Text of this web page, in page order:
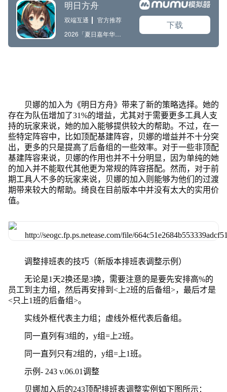
贝娜的加入为《明日方舟》带来了新的策略选择。她的
存在为队伍增加了31%的增益，尤其对于需要更多工具人支
持的玩家来说，她的加入能够提供较大的帮助。不过，在一
些特定阵容中，比如顶配基建阵容，贝娜的增益并不十分突
出，更多的只是提高了后备组的一些效率。对于一些非顶配
基建阵容来说，贝娜的作用也并不十分明显，因为单纯的她
的加入并不能取代其他更为常规的阵容搭配。然而，对于前
期工具人不多的玩家来说，贝娜的加入则能够为他们的过渡
期带来较大的帮助。绮良在目前版本中并没有太大的实用价
值。
调整排班表的技巧（新版本排班表调整示例）
无论是1天2换还是3换，需要注意的是要先安排高%的
员工到主力组，然后再安排到<上2班的后备组>，最后才是
<只上1班的后备组>。
实线外框代表主力组；虚线外框代表后备组。
同一直列有3组的，y组=上2班。
同一直列只有2组的，y组=上1班。
示例- 243 v.06.01调整
贝娜加入后的243顶配排班表调整实例如下图所示：